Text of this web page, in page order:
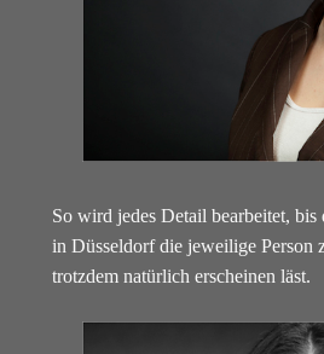
So wird jedes Detail bearbeitet,
in Düsseldorf die jeweilige Person
trotzdem natürlich erscheinen läst.